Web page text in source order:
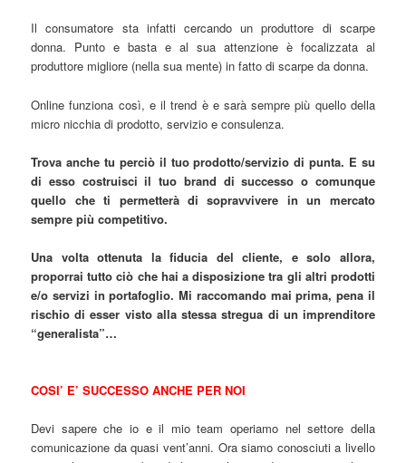
Il consumatore sta infatti cercando un produttore di scarpe
donna. Punto e basta e al sua attenzione è focalizzata al
produttore migliore (nella sua mente) in fatto di scarpe da donna.
Online funziona così, e il trend è e sarà sempre più quello della
micro nicchia di prodotto, servizio e consulenza.
Trova anche tu perciò il tuo prodotto/servizio di punta. E su
di esso costruisci il tuo brand di successo o comunque
quello che ti permetterà di sopravvivere in un mercato
sempre più competitivo.
Una volta ottenuta la fiducia del cliente, e solo allora,
proporrai tutto ciò che hai a disposizione tra gli altri prodotti
e/o servizi in portafoglio. Mi raccomando mai prima, pena il
rischio di esser visto alla stessa stregua di un imprenditore
“generalista”…
COSI’ E’ SUCCESSO ANCHE PER NOI
Devi sapere che io e il mio team operiamo nel settore della
comunicazione da quasi vent’anni. Ora siamo conosciuti a livello